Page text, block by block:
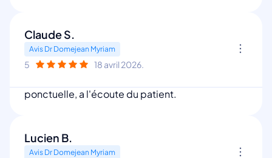
Claude S.
Avis Dr Domejean Myriam
5 18 avril 2026.
ponctuelle, a l'écoute du patient.
Lucien B.
Avis Dr Domejean Myriam